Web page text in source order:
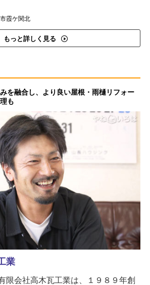
霞ケ関北
もっと詳しく見る
を融合し、より良い屋根・雨樋リフォー
も
業
限会社高木瓦工業は、１９８９年創